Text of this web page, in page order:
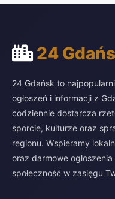
24
24 Gdańsk to
ogłoszeń i informacji z
codziennie dostarcza
sporcie, kulturze oraz
regionu. Wspieramy
oraz darmowe
społeczność w zasięgu